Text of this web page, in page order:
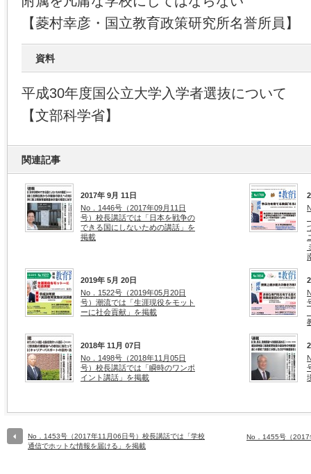
【菱村幸彦・国立教育政策研究所名誉所員】
資料
平成30年度国公立大学入学者選抜について
【文部科学省】
関連記事
2017年 9月 11日
No．1446号（2017年09月11日
号）校長講話では「日本を戦争の
できる国にしないための講話」を
掲載
2019年 5月 20日
No．1522号（2019年05月20日
号）潮流では「生涯現役をモット
ーに社会貢献」を掲載
2018年 11月 07日
No．1498号（2018年11月05日
号）校長講話では「瞬時のワンポ
イント講話」を掲載
No．1453号（2017年11月06日号）校長講話では「学校
通信でホットな情報を届ける」を掲載
No．1455号（2017